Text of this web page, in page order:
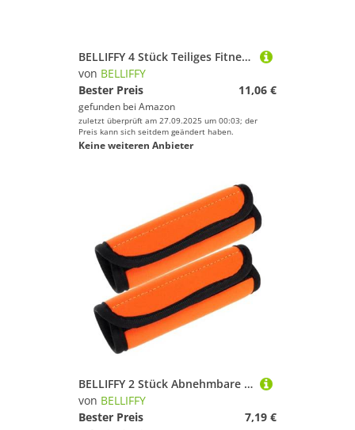
BELLIFFY 4 Stück Teiliges Fitnessgerät Ersatzrollen aus Langlebigem Kunststoff Leise Laufbandrollen für Heimtrainer und Gym Zubehör Einfache Mobilität und Zuverlässige Funktion für
von BELLIFFY
Bester Preis
11,06 €
gefunden bei Amazon
zuletzt überprüft am 27.09.2025 um 00:03; der
Preis kann sich seitdem geändert haben.
Keine weiteren Anbieter
BELLIFFY 2 Stück Abnehmbare Polyester Barbell Polster für Hip Thrust Hüftstoß Gepolsterte Griffe für Hantel Klimmzugstange und Krafttraining Zuhause Rutschfest Langlebig und Leicht zu
von BELLIFFY
Bester Preis
7,19 €